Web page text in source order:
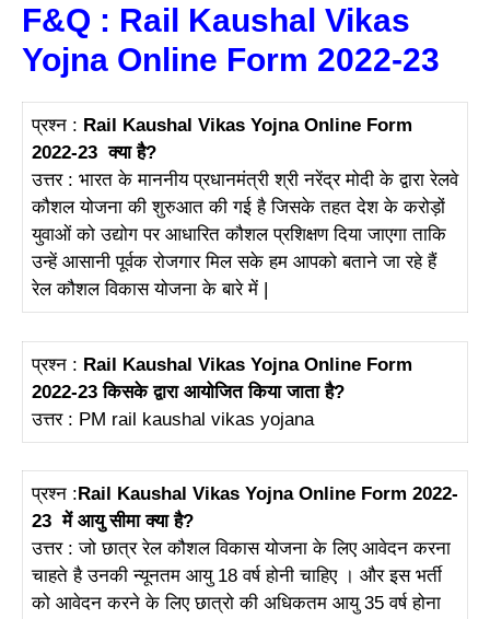
F&Q : Rail Kaushal Vikas
Yojna Online Form 2022-23
प्रश्न : Rail Kaushal Vikas Yojna Online Form
2022-23 क्या है?
उत्तर : भारत के माननीय प्रधानमंत्री श्री नरेंद्र मोदी के द्वारा रेलवे
कौशल योजना की शुरुआत की गई है जिसके तहत देश के करोड़ों
युवाओं को उद्योग पर आधारित कौशल प्रशिक्षण दिया जाएगा ताकि
उन्हें आसानी पूर्वक रोजगार मिल सके हम आपको बताने जा रहे हैं
रेल कौशल विकास योजना के बारे में |
प्रश्न : Rail Kaushal Vikas Yojna Online Form
2022-23 किसके द्वारा आयोजित किया जाता है?
उत्तर : PM rail kaushal vikas yojana
प्रश्न :Rail Kaushal Vikas Yojna Online Form 2022-
23 में आयु सीमा क्या है?
उत्तर : जो छात्र रेल कौशल विकास योजना के लिए आवेदन करना
चाहते है उनकी न्यूनतम आयु 18 वर्ष होनी चाहिए । और इस भर्ती
को आवेदन करने के लिए छात्रो की अधिकतम आयु 35 वर्ष होना